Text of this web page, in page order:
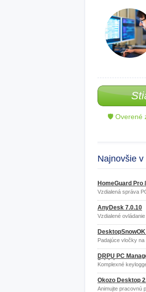
🛡 Overené
Najnovšie v
HomeGuard Pro
Vzdialená správa
AnyDesk 7.0.10
Vzdialené
Padajúce vločky na
DRPU PC
5.4.1.1
Komplexné
Okozo Desktop
Animujte pracovnú